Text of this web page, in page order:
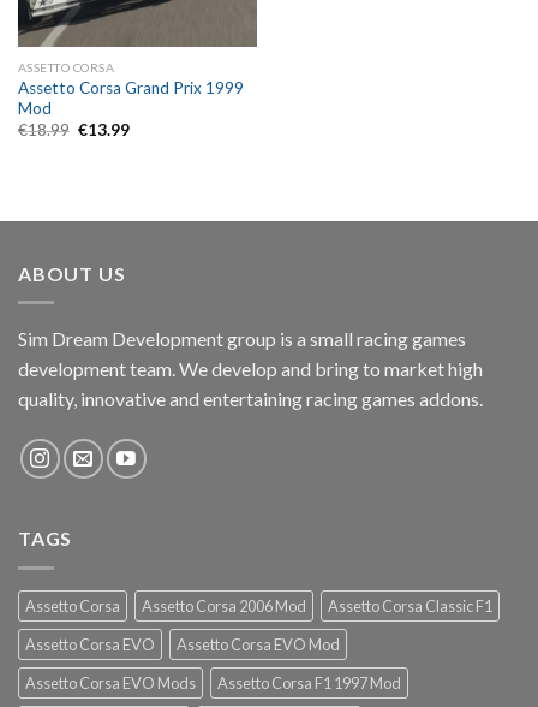
ASSETTO CORSA
Assetto Corsa Grand Prix 1999
Mod
€18.99 Original
€13.99Current
ABOUT US
Sim Dream Development group is a small racing games
development team. We develop and bring to market high
quality, innovative and entertaining racing games addons.
TAGS
Assetto Corsa Assetto Corsa 2006 Mod
Assetto Corsa Classic F1
Assetto Corsa EVO
Assetto Corsa EVO Mod
Assetto Corsa EVO Mods
Assetto Corsa F1 1997 Mod